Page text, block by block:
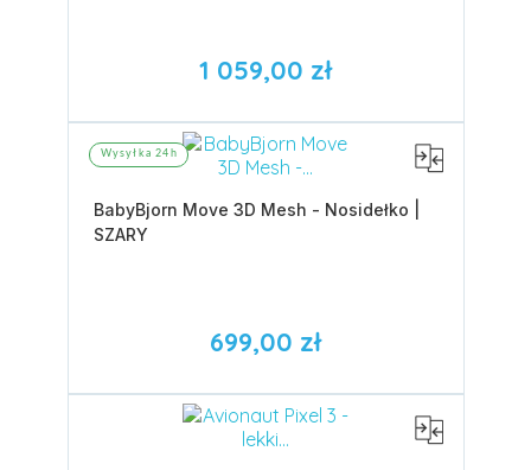
1 059,00 zł
Wysyłka 24h
BabyBjorn Move 3D Mesh - Nosidełko |
SZARY
699,00 zł